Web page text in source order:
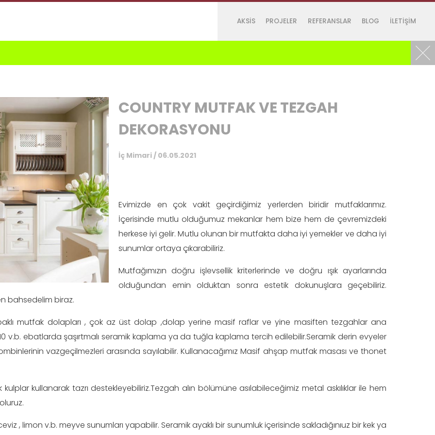
AKSİS PROJELER REFERANSLAR BLOG İLETİŞİM
COUNTRY MUTFAK VE TEZGAH
DEKORASYONU
İç Mimari / 06.05.2021
Evimizde en çok vakit geçirdiğimiz yerlerden biridir mutfaklarımız.
İçerisinde mutlu olduğumuz mekanlar hem bize hem de çevremizdeki
herkese iyi gelir. Mutlu olunan bir mutfakta daha iyi yemekler ve daha iyi
sunumlar ortaya çıkarabiliriz.
Mutfağımızın doğru işlevsellik kriterlerinde ve doğru ışık ayarlarında
olduğundan emin olduktan sonra estetik dokunuşlara geçebiliriz.
bahsedelim biraz.
mutfak dolapları , çok az üst dolap ,dolap yerine masif raflar ve yine masiften tezgahlar ana
v.b. ebatlarda şaşırtmalı seramik kaplama ya da tuğla kaplama tercih edilebilir.Seramik derin evyeler
vazgeçilmezleri arasında sayılabilir. Kullanacağımız Masif ahşap mutfak masası ve thonet
kullanarak tazrı destekleyebiliriz.Tezgah alın bölümüne asılabileceğimiz metal askılıklar ile hem
, limon v.b. meyve sunumları yapabilir. Seramik ayaklı bir sunumluk içerisinde sakladığınıuz bir kek ya